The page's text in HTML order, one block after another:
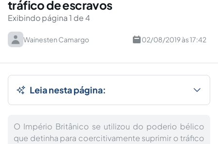
tráfico de escravos
Exibindo página 1 de 4
Wainesten Camargo 02/08/2019 às 17:42
Leia nesta página:
O Império Britânico se utilizou do poderio bélico
que detinha para coercitivamente suprimir o tráfico